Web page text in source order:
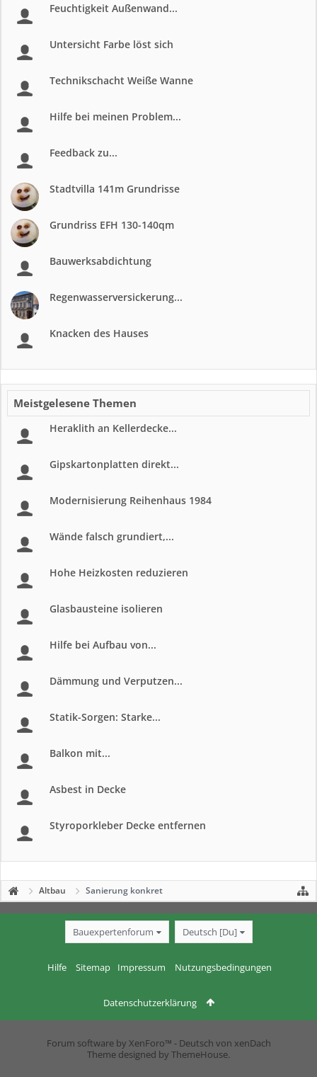
Feuchtigkeit Außenwand...
Untersicht Farbe löst sich
Technikschacht Weiße Wanne
Hilfe bei meinen Problem...
Feedback zu...
Stadtvilla 141m Grundrisse
Grundriss EFH 130-140qm
Bauwerksabdichtung
Regenwasserversickerung...
Knacken des Hauses
Meistgelesene Themen
Heraklith an Kellerdecke...
Gipskartonplatten direkt...
Modernisierung Reihenhaus 1984
Wände falsch grundiert,...
Hohe Heizkosten reduzieren
Glasbausteine isolieren
Hilfe bei Aufbau von...
Dämmung und Verputzen...
Statik-Sorgen: Starke...
Balkon mit...
Asbest in Decke
Styroporkleber Decke entfernen
Altbau Sanierung konkret
Bauexpertenforum Deutsch [Du]
Hilfe Sitemap Impressum Nutzungsbedingungen
Datenschutzerklärung
Forum software by XenForo™ - Deutsch von xenDach
Theme designed by ThemeHouse.